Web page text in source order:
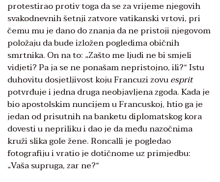
protestirao protiv toga da se za vrijeme njegovih
svakodnevnih šetnji zatvore vatikanski vrtovi, pri
čemu mu je dano do znanja da ne pristoji njegovom
položaju da bude izložen pogledima običnih
smrtnika. On na to: „Zašto me ljudi ne bi smjeli
vidjeti? Pa ja se ne ponašam nepristojno, ili?“ Istu
duhovitu dosjetljivost koju Francuzi zovuesprit
potvrđuje i jedna druga neobjavljena zgoda. Kada je
bio apostolskim nuncijem u Francuskoj, htio ga je
jedan od prisutnih na banketu diplomatskog kora
dovesti u nepriliku i dao je da među nazočnima
kruži slika gole žene. Roncalli je pogledao
fotografiju i vratio je dotičnome uz primjedbu:
„Vaša supruga, zar ne?“